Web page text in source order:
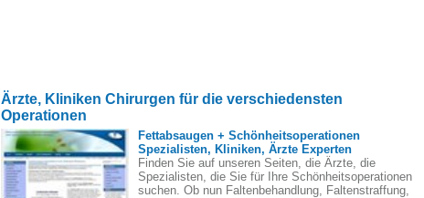
Ärzte, Kliniken Chirurgen für die verschiedensten
Operationen
Fettabsaugen + Schönheitsoperationen
Spezialisten, Kliniken, Ärzte Experten
Finden Sie auf unseren Seiten, die Ärzte, die
Spezialisten, die Sie für Ihre Schönheitsoperationen
suchen. Ob nun Faltenbehandlung, Faltenstraffung,